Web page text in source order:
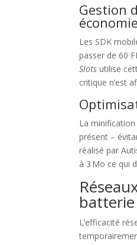
Gestion
Les SDK
passer de 60
Slots utilise
critique n’est
La
présent –
réalisé par
à 3 Mo ce qui
batterie
L’efficacité